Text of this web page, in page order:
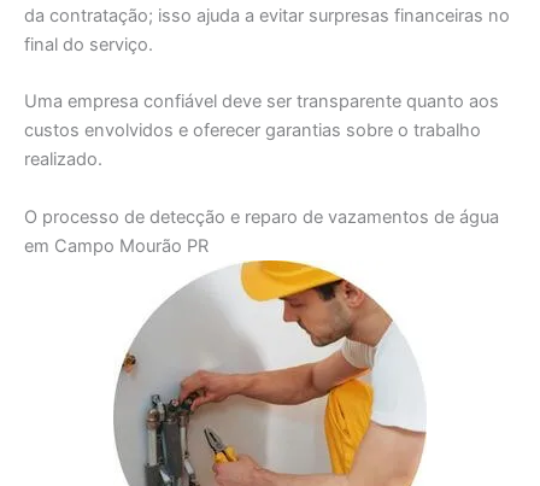
da contratação; isso ajuda a evitar surpresas financeiras no
final do serviço.
Uma empresa confiável deve ser transparente quanto aos
custos envolvidos e oferecer garantias sobre o trabalho
realizado.
O processo de detecção e reparo de vazamentos de água
em Campo Mourão PR